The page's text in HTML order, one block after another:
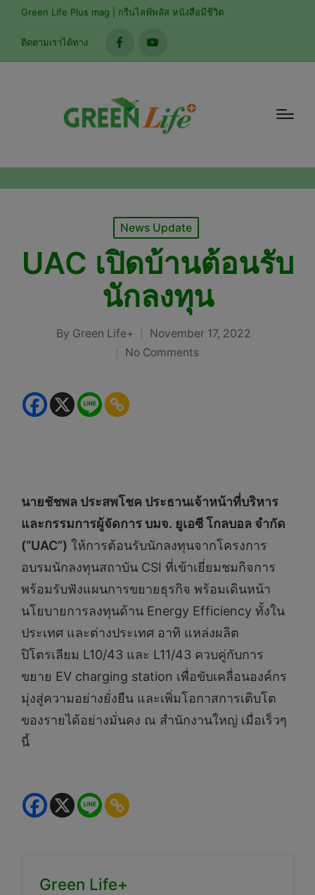
Green Life Plus mag | กรีนไลฟ์พลัส หนังสือมีชีวิต
ติดตามเราได้ทาง
facebookyoutube
Posted
News Update
UAC เปิดบ้านต้อนรับ
นักลงทุน
Posted
By Green Life+
November 17, 2022
No Comments
นายชัชพล ประสพโชค ประธานเจ้าหน้าที่บริหาร
และกรรมการผู้จัดการ บมจ. ยูเอซี โกลบอล จำกัด
(“UAC”) ให้การต้อนรับนักลงทุนจากโครงการ
อบรมนักลงทุนสถาบัน CSI ที่เข้าเยี่ยมชมกิจการ
พร้อมรับฟังแผนการขยายธุรกิจ พร้อมเดินหน้า
นโยบายการลงทุนด้าน Energy Efficiency ทั้งใน
ประเทศ และต่างประเทศ อาทิ แหล่งผลิต
ปิโตรเลียม L10/43 และ L11/43 ควบคู่กับการ
ขยาย EV charging station เพื่อขับเคลื่อนองค์กร
มุ่งสู่ความอย่างยั่งยืน และเพิ่มโอกาสการเติบโต
ของรายได้อย่างมั่นคง ณ สำนักงานใหญ่ เมื่อเร็วๆ
นี้
Green Life+